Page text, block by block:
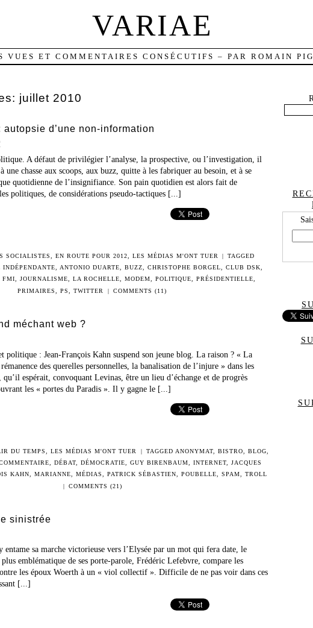
VARIAE
VUES ET COMMENTAIRES CONSÉCUTIFS – PAR ROMAIN
juillet 2010
autopsie d’une non-information
A défaut de privilégier l’analyse, la prospective, ou l’investigation, il
une chasse aux scoops, aux buzz, quitte à les fabriquer au besoin, et à se
quotidienne de l’insignifiance. Son pain quotidien est alors fait de
politiques, de considérations pseudo-tactiques [...]
SOCIALISTES EN ROUTE POUR 2012 LES MÉDIAS M'ONT TUER |
TAGGED
ANTONIO DUARTE BUZZ CHRISTOPHE BORGEL CLUB DSK
FMI JOURNALISME LA ROCHELLE MODEM POLITIQUE PRÉSIDENTIELLE
PRIMAIRES
,PS ,TWITTER | COMMENTS (11)
méchant web ?
politique : Jean-François Kahn suspend son jeune blog. La raison ? « La
des querelles personnelles, la banalisation de l’injure » dans les
qu’il espérait, convoquant Levinas, être un lieu d’échange et de progrès
les « portes du Paradis ». Il y gagne le [...]
DU TEMPS ,LES MÉDIAS M'ONT TUER | TAGGED ANONYMAT, BISTRO BLOG
DÉBAT, DÉMOCRATIE GUY BIRENBAUM INTERNET, JACQUES
KAHN MARIANNE MÉDIAS PATRICK SÉBASTIEN POUBELLE SPAM
TROLL
|
COMMENTS (21)
sinistrée
entame sa marche victorieuse vers l’Elysée par un mot qui fera date, le
emblématique de ses porte-parole, Frédéric Lefebvre, compare les
les époux Woerth à un « viol collectif ». Difficile de ne pas voir dans ces
[...]